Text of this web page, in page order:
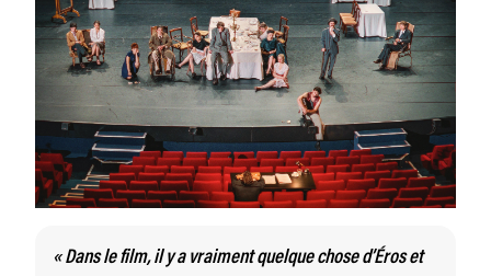
« Dans le film, il y a vraiment quelque chose d’Éros et